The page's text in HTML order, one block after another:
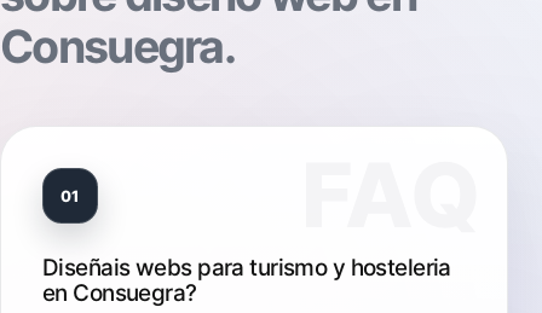
Consuegra.
01
Diseñais webs para turismo y hosteleria
en Consuegra?